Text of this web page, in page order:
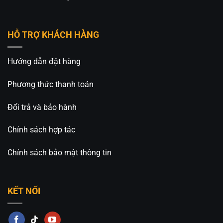
🏢CN 2: 511 Ngô Gia Tự, Phường Việt Hưng, TP. Hà
Nội
HỖ TRỢ KHÁCH HÀNG
Hướng dẫn đặt hàng
Phương thức thanh toán
Đổi trả và bảo hành
Chính sách hợp tác
Chính sách bảo mật thông tin
KẾT NỐI